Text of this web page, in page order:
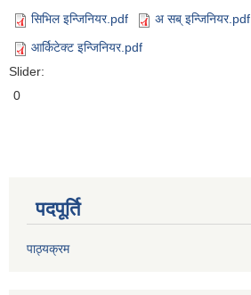
सिभिल इन्जिनियर.pdf
अ‍ सब् इन्जिनियर.pdf
आर्किटेक्ट इन्जिनियर.pdf
Slider:
0
पदपूर्ति
पाठ्यक्रम